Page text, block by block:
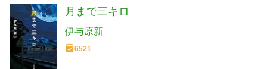
月まで三キロ
伊与原新
6521